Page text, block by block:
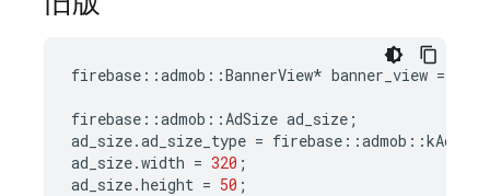
firebase ::admob ::BannerView* banner_view =
firebase ::admob ::AdSize ad_size ;
ad_size.ad_size_type = firebase ::admob ::
ad_size.width = 320 ;
ad_size.height = 50 ;